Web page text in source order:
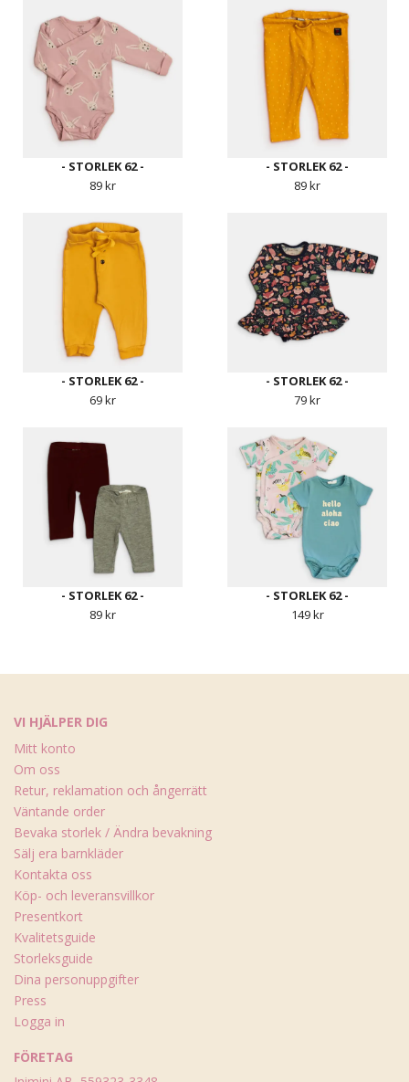
- STORLEK 62 -
89 kr
- STORLEK 62 -
89 kr
- STORLEK 62 -
69 kr
- STORLEK 62 -
79 kr
- STORLEK 62 -
89 kr
- STORLEK 62 -
149 kr
VI HJÄLPER DIG
Mitt konto
Om oss
Retur, reklamation och ångerrätt
Väntande order
Bevaka storlek / Ändra bevakning
Sälj era barnkläder
Kontakta oss
Köp- och leveransvillkor
Presentkort
Kvalitetsguide
Storleksguide
Dina personuppgifter
Press
Logga in
FÖRETAG